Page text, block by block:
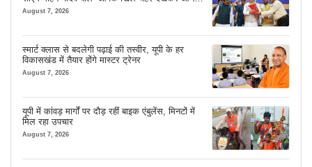
आता है
August 7, 2026
स्मार्ट क्लास से बदलेगी पढ़ाई की तस्वीर, यूपी के हर
विकासखंड में तैयार होंगे मास्टर ट्रेनर
August 7, 2026
यूपी में कांवड़ मार्गों पर दौड़ रहीं बाइक एंबुलेंस, मिनटों में
मिल रहा उपचार
August 7, 2026